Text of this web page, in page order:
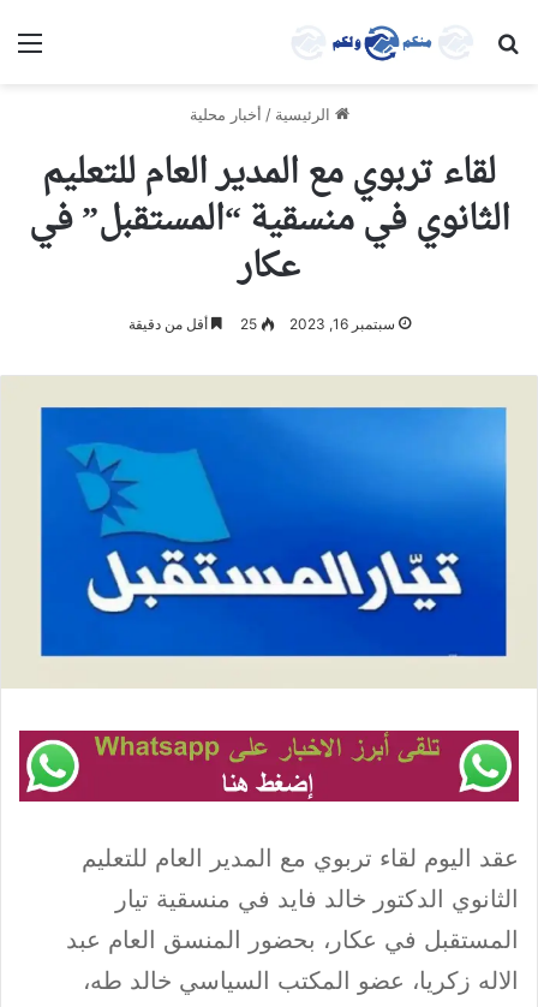
بحث عن
الرئيسية / أخبار محلية
لقاء تربوي مع المدير العام للتعليم
الثانوي في منسقية “المستقبل” في
عكار
سبتمبر 16, 2023 25 أقل من دقيقة
عقد اليوم لقاء تربوي مع المدير العام للتعليم
الثانوي الدكتور خالد فايد في منسقية تيار
المستقبل في عكار، بحضور المنسق العام عبد
الاله زكريا، عضو المكتب السياسي خالد طه،